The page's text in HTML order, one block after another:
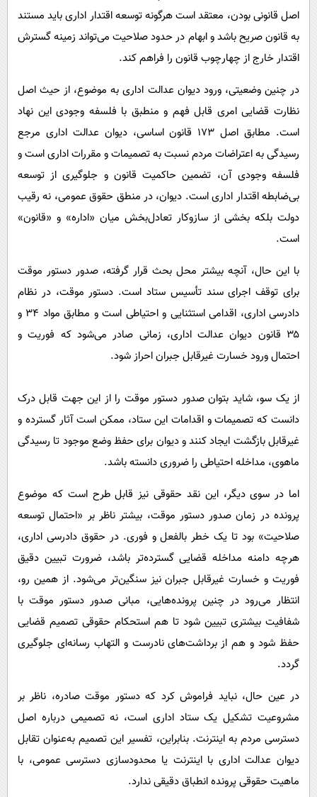
اصل قانونی بودن، معتقد است هرگونه توسعه اقتدار اداری باید مستند
به قانون صریح باشد و ابهام در حدود صلاحیت می‌تواند زمینه گسترش
اقتدار خارج از چهارچوب قانون را فراهم کند.
در چنین وضعیتی، ورود دیوان عدالت اداری به موضوع، از حیث اصل
نظارت قضایی امری قابل فهم و منطبق با فلسفه وجودی این نهاد
است. مطابق اصل ۱۷۳ قانون اساسی، دیوان عدالت اداری مرجع
رسیدگی به اعتراضات مردم نسبت به تصمیمات و مقررات اداری است و
فلسفه وجودی آن، تضمین حاکمیت قانون و جلوگیری از توسعه
بی‌ضابطه اقتدار اداری است. دیوان، در منطق حقوق عمومی، نه رقیب
دولت بلکه بخشی از سازوکار تعادل‌بخش میان «اداره» و «قانون»
است.
با این حال، آنچه بیشتر محل بحث قرار گرفته، صدور دستور موقت
برای توقف اجرای سند تأسیس ستاد است. دستور موقت، در نظام
دادرسی اداری، اقدامی استثنایی و احتیاطی است و مطابق مواد ۳۴ و
۳۵ قانون دیوان عدالت اداری، زمانی صادر می‌شود که فوریت و
احتمال ورود خسارت غیرقابل جبران احراز شود.
از یک سو، شاید بتوان صدور دستور موقت را از این جهت قابل درک
دانست که تصمیمات و اقدامات این ستاد، ممکن است آثار گسترده و
غیرقابل بازگشت ایجاد کنند و دیوان برای حفظ وضع موجود تا رسیدگی
ماهوی، مداخله احتیاطی را ضروری دانسته باشد.
اما در سوی دیگر، این نقد حقوقی نیز قابل طرح است که موضوع
پرونده در زمان صدور دستور موقت، بیشتر ناظر بر «احتمال توسعه
صلاحیت» بود تا یک خطر بالفعل و فوری. در حقوق دادرسی اداری،
هرچه دامنه مداخله قضایی گسترده‌تر باشد، ضرورت تبیین دقیق
فوریت و خسارت غیرقابل جبران نیز سنگین‌تر می‌شود. از همین رو،
انتظار می‌رود در چنین پرونده‌هایی، مبانی صدور دستور موقت با
شفافیت بیشتری تبیین شود تا هم استحکام حقوقی تصمیم قضایی
حفظ شود و هم از برداشت‌های نادرست و التهاب رسانه‌ای جلوگیری
گردد.
در عین حال، نباید فراموش کرد که دستور موقت صادره، ناظر بر
مشروعیت تشکیل یک ستاد اداری است، نه تصمیمی درباره اصل
دسترسی مردم به اینترنت. بنابراین، تفسیر این تصمیم به‌عنوان تقابل
دیوان عدالت اداری با اینترنت یا محدودسازی دسترسی عمومی، با
ماهیت حقوقی پرونده انطباق دقیقی ندارد.